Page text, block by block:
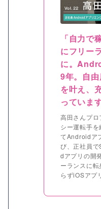
「自力で
にフリー
に。
9年。自
を叶え、
っていま
高田さんプ
シー運転手
てAndroidア
び、正社員
dアプリの開
ーランスに
らずiOSアプ